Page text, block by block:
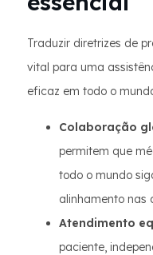
Traduzir diretrizes de
vital para uma
eficaz em todo o
Colaboração
permitem que
todo o mundo
alinhamento nas
Atendimento
paciente,